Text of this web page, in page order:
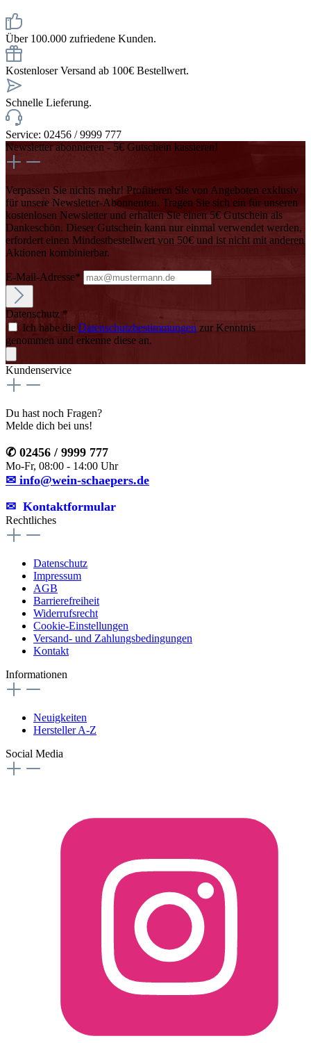
Über 100.000 zufriedene Kunden.
Kostenloser Versand ab 100€ Bestellwert.
Schnelle Lieferung.
Service: 02456 / 9999 777
Newsletter abonnieren - 5€ Gutschein kassieren!
Verpassen Sie nichts mehr! Profitieren Sie von Angeboten exklusiv
für unsere Newsletter-Abonnenten. Tragen Sie sich ein für unseren
kostenlosen Newsletter und erhalten Sie einen 5€ Gutschein als
Dankeschön. Dieser Gutschein kann nur einmal verwendet werden,
erfordert einen Mindestbestellwert von 50€ und ist nicht mit anderen
Aktionen kombinierbar.
E-Mail-Adresse*
Datenschutz *
Ich habe die Datenschutzbestimmungen zur Kenntnis
genommen und erkenne diese an.
Kundenservice
Du hast noch Fragen?
Melde dich bei uns!
✆ 02456 / 9999 777
Mo-Fr, 08:00 - 14:00 Uhr
✉ info@wein-schaepers.de
✉︎ Kontaktformular
Rechtliches
Datenschutz
Impressum
AGB
Barrierefreiheit
Widerrufsrecht
Cookie-Einstellungen
Versand- und Zahlungsbedingungen
Kontakt
Informationen
Neuigkeiten
Hersteller A-Z
Social Media